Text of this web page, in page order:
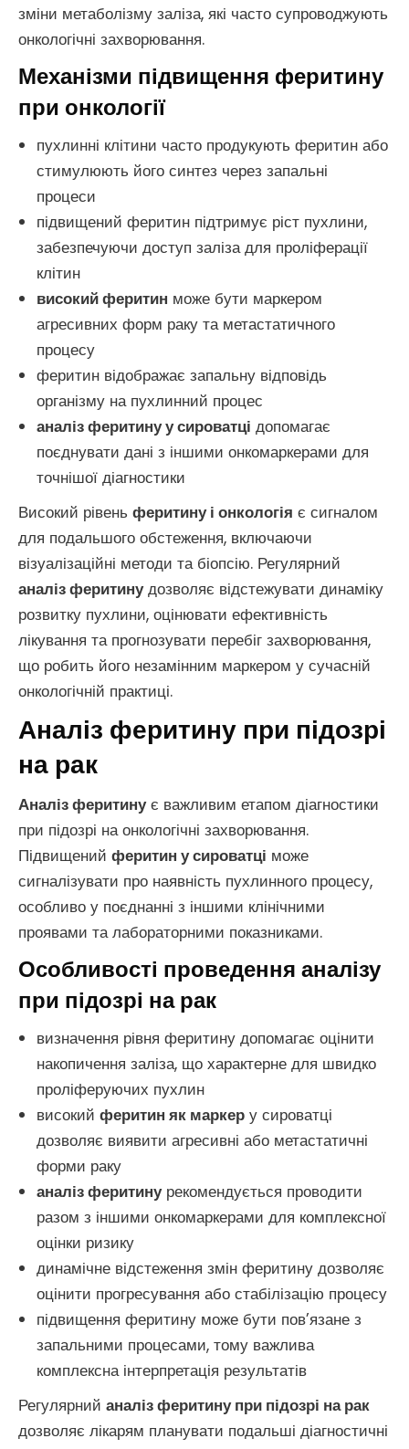
зміни метаболізму заліза, які часто супроводжують
онкологічні захворювання.
Механізми підвищення феритину
при онкології
пухлинні клітини часто продукують феритин або
стимулюють його синтез через запальні
процеси
підвищений феритин підтримує ріст пухлини,
забезпечуючи доступ заліза для проліферації
клітин
високий феритин може бути маркером
агресивних форм раку та метастатичного
процесу
феритин відображає запальну відповідь
організму на пухлинний процес
аналіз феритину у сироватці допомагає
поєднувати дані з іншими онкомаркерами для
точнішої діагностики
Високий рівень феритину і онкологія є сигналом
для подальшого обстеження, включаючи
візуалізаційні методи та біопсію. Регулярний
аналіз феритинудозволяє відстежувати динаміку
розвитку пухлини, оцінювати ефективність
лікування та прогнозувати перебіг захворювання,
що робить його незамінним маркером у сучасній
онкологічній практиці.
Аналіз феритину при підозрі
на рак
Аналіз феритинує важливим етапом діагностики
при підозрі на онкологічні захворювання.
Підвищений феритин у сироватці може
сигналізувати про наявність пухлинного процесу,
особливо у поєднанні з іншими клінічними
проявами та лабораторними показниками.
Особливості проведення аналізу
при підозрі на рак
визначення рівня феритину допомагає оцінити
накопичення заліза, що характерне для швидко
проліферуючих пухлин
високий феритин як маркер у сироватці
дозволяє виявити агресивні або метастатичні
форми раку
аналіз феритинурекомендується проводити
разом з іншими онкомаркерами для комплексної
оцінки ризику
динамічне відстеження змін феритину дозволяє
оцінити прогресування або стабілізацію процесу
підвищення феритину може бути пов’язане з
запальними процесами, тому важлива
комплексна інтерпретація результатів
Регулярний аналіз феритину при підозрі на рак
дозволяє лікарям планувати подальші діагностичні